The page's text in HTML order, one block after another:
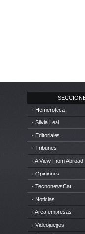
· Hemeroteca
· Silvia Leal
· Editoriales
· Tribunes
· A View From Abroad
· Opiniones
· TecnonewsCat
· Noticias
· Area empresas
· Videojuegos